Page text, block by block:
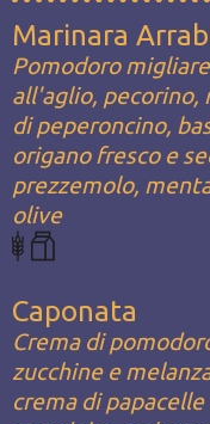
Marinara
Pomodoro
all'aglio, pecorino,
di peperoncino,
origano fresco e
prezzemolo,
olive
Caponata
Crema di
zucchine e
crema di papacelle